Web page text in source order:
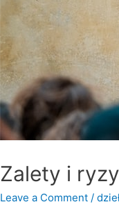
Zalety i
Leave a Comment /